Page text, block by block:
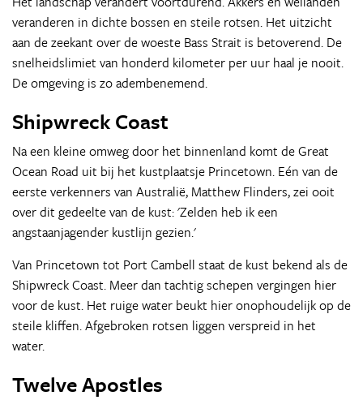
veranderen in dichte bossen en steile rotsen. Het uitzicht
aan de zeekant over de woeste Bass Strait is betoverend. De
snelheidslimiet van honderd kilometer per uur haal je nooit.
De omgeving is zo adembenemend.
Shipwreck Coast
Na een kleine omweg door het binnenland komt de Great
Ocean Road uit bij het kustplaatsje Princetown. Eén van de
eerste verkenners van Australië, Matthew Flinders, zei ooit
over dit gedeelte van de kust: 'Zelden heb ik een
angstaanjagender kustlijn gezien.'
Van Princetown tot Port Cambell staat de kust bekend als de
Shipwreck Coast. Meer dan tachtig schepen vergingen hier
voor de kust. Het ruige water beukt hier onophoudelijk op de
steile kliffen. Afgebroken rotsen liggen verspreid in het
water.
Twelve Apostles